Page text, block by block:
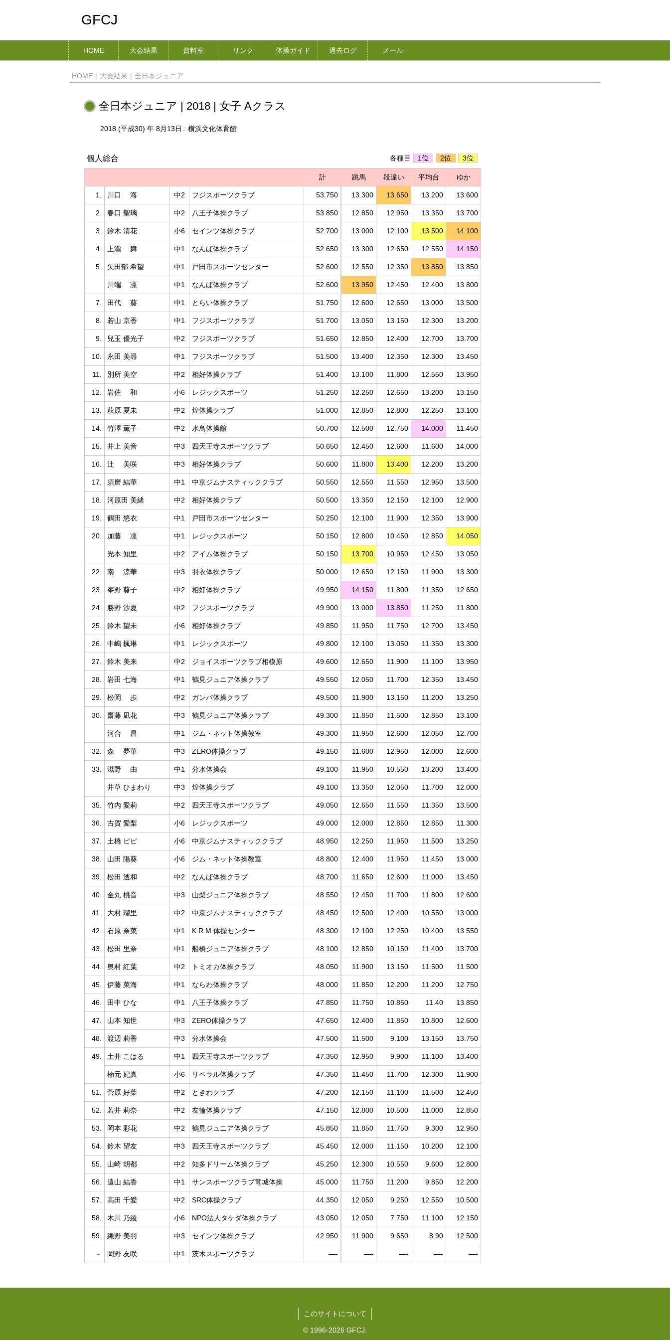
GFCJ
HOME 大会結果 資料室 リンク 体操ガイド 過去ログ メール
HOME | 大会結果 | 全日本ジュニア
全日本ジュニア | 2018 | 女子 Aクラス
2018 (平成30) 年 8月13日 : 横浜文化体育館
個人総合 各種目 1位 2位 3位
計 跳馬 段違い 平均台 ゆか
1. 川口 海 中2 フジスポーツクラブ 53.750 13.300 13.650 13.200 13.600
2. 春口 聖璃 中2 八王子体操クラブ 53.850 12.850 12.950 13.350 13.700
3. 鈴木 清花 小6 セインツ体操クラブ 52.700 13.000 12.100 13.500 14.100
4. 上瀧 舞 中1 なんば体操クラブ 52.650 13.300 12.650 12.550 14.150
5. 矢田部 希望 中1 戸田市スポーツセンター 52.600 12.550 12.350 13.850 13.850
川端 凛 中1 なんば体操クラブ 52.600 13.950 12.450 12.400 13.800
7. 田代 葵 中1 とらい体操クラブ 51.750 12.600 12.650 13.000 13.500
8. 若山 京香 中1 フジスポーツクラブ 51.700 13.050 13.150 12.300 13.200
9. 兒玉 優光子 中2 フジスポーツクラブ 51.650 12.850 12.400 12.700 13.700
10. 永田 美尋 中1 フジスポーツクラブ 51.500 13.400 12.350 12.300 13.450
11. 別所 美空 中2 相好体操クラブ 51.400 13.100 11.800 12.550 13.950
12. 岩佐 和 小6 レジックスポーツ 51.250 12.250 12.650 13.200 13.150
13. 萩原 夏未 中2 煌体操クラブ 51.000 12.850 12.800 12.250 13.100
14. 竹澤 薫子 中2 水鳥体操館 50.700 12.500 12.750 14.000 11.450
15. 井上 美音 中3 四天王寺スポーツクラブ 50.650 12.450 12.600 11.600 14.000
16. 辻 美咲 中3 相好体操クラブ 50.600 11.800 13.400 12.200 13.200
17. 須磨 結華 中1 中京ジムナスティッククラブ 50.550 12.550 11.550 12.950 13.500
18. 河原田 美緒 中2 相好体操クラブ 50.500 13.350 12.150 12.100 12.900
19. 鶴田 悠衣 中1 戸田市スポーツセンター 50.250 12.100 11.900 12.350 13.900
20. 加藤 凛 中1 レジックスポーツ 50.150 12.800 10.450 12.850 14.050
光本 知里 中2 アイム体操クラブ 50.150 13.700 10.950 12.450 13.050
22. 南 涼華 中3 羽衣体操クラブ 50.000 12.650 12.150 11.900 13.300
23. 峯野 葵子 中2 相好体操クラブ 49.950 14.150 11.800 11.350 12.650
24. 勝野 沙夏 中2 フジスポーツクラブ 49.900 13.000 13.850 11.250 11.800
25. 鈴木 望未 小6 相好体操クラブ 49.850 11.950 11.750 12.700 13.450
26. 中嶋 楓琳 中1 レジックスポーツ 49.800 12.100 13.050 11.350 13.300
27. 鈴木 美来 中2 ジョイスポーツクラブ相模原 49.600 12.650 11.900 11.100 13.950
28. 岩田 七海 中1 鶴見ジュニア体操クラプ 49.550 12.050 11.700 12.350 13.450
29. 松岡 歩 中2 ガンバ体操クラブ 49.500 11.900 13.150 11.200 13.250
30. 齋藤 凪花 中3 鶴見ジュニア体操クラブ 49.300 11.850 11.500 12.850 13.100
河合 昌 中1 ジム・ネット体操教室 49.300 11.950 12.600 12.050 12.700
32. 森 夢華 中3 ZERO体操クラブ 49.150 11.600 12.950 12.000 12.600
33. 滋野 由 中1 分水体操会 49.100 11.950 10.550 13.200 13.400
井草 ひまわり 中3 煌体操クラブ 49.100 13.350 12.050 11.700 12.000
35. 竹内 愛莉 中2 四天王寺スポーツクラブ 49.050 12.650 11.550 11.350 13.500
36. 古賀 愛梨 小6 レジックスポーツ 49.000 12.000 12.850 12.850 11.300
37. 土橋 ピピ 小6 中京ジムナスティッククラブ 48.950 12.250 11.950 11.500 13.250
38. 山田 陽葵 小6 ジム・ネット体操教室 48.800 12.400 11.950 11.450 13.000
39. 松田 透和 中2 なんば体操クラブ 48.700 11.650 12.600 11.000 13.450
40. 金丸 桃音 中3 山梨ジュニア体操クラブ 48.550 12.450 11.700 11.800 12.600
41. 大村 瑠里 中2 中京ジムナスティッククラブ 48.450 12.500 12.400 10.550 13.000
42. 石原 奈菜 中1 K.R.M 体操センター 48.300 12.100 12.250 10.400 13.550
43. 松田 里奈 中1 船橋ジュニア体操クラブ 48.100 12.850 10.150 11.400 13.700
44. 奥村 紅葉 中2 トミオカ体操クラブ 48.050 11.900 13.150 11.500 11.500
45. 伊藤 菜海 中1 ならわ体操クラブ 48.000 11.850 12.200 11.200 12.750
46. 田中 ひな 中1 八王子体操クラブ 47.850 11.750 10.850 11.40 13.850
47. 山本 知世 中3 ZERO体操クラブ 47.650 12.400 11.850 10.800 12.600
48. 渡辺 莉香 中3 分水体操会 47.500 11.500 9.100 13.150 13.750
49. 土井 こはる 中1 四天王寺スポーツクラブ 47.350 12.950 9.900 11.100 13.400
楠元 妃真 小6 リベラル体操クラブ 47.350 11.450 11.700 12.300 11.900
51. 菅原 好葉 中2 ときわクラブ 47.200 12.150 11.100 11.500 12.450
52. 若井 莉奈 中2 友輪体操クラブ 47.150 12.800 10.500 11.000 12.850
53. 岡本 彩花 中2 鶴見ジュニア体操クラブ 45.850 11.850 11.750 9.300 12.950
54. 鈴木 望友 中3 四天王寺スポーツクラブ 45.450 12.000 11.150 10.200 12.100
55. 山崎 胡都 中2 知多ドリーム体操クラブ 45.250 12.300 10.550 9.600 12.800
56. 遠山 結香 中1 サンスポーツクラブ竜城体操 45.000 11.750 11.200 9.850 12.200
57. 高田 千愛 中2 SRC体操クラブ 44.350 12.050 9.250 12.550 10.500
58. 木川 乃綾 小6 NPO法人タケダ体操クラブ 43.050 12.050 7.750 11.100 12.150
59. 縄野 美羽 中3 セインツ体操クラブ 42.950 11.900 9.650 8.90 12.500
－ 岡野 友咲 中1 茨木スポーツクラブ —- —- —- —- —-
このサイトについて
© 1996-2026 GFCJ.